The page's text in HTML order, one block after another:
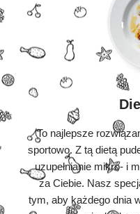
To najlepsze
sportowo. Z tą dietą
uzupełnianie mikro- i
za Ciebie. Nasz
tym, aby każdego dnia